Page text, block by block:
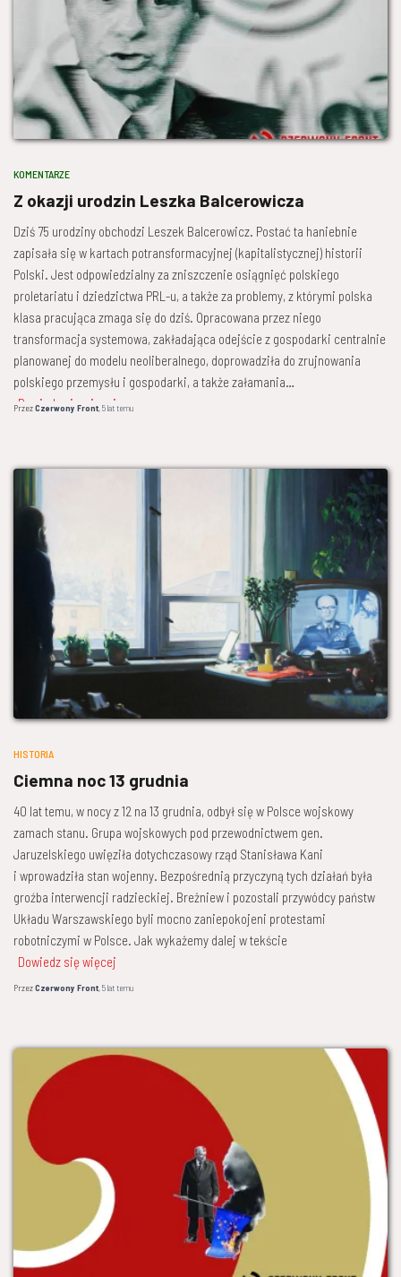
KOMENTARZE
Z okazji urodzin Leszka Balcerowicza
Dziś 75 urodziny obchodzi Leszek Balcerowicz. Postać ta haniebnie
zapisała się w kartach potransformacyjnej (kapitalistycznej) historii
Polski. Jest odpowiedzialny za zniszczenie osiągnięć polskiego
proletariatu i dziedzictwa PRL-u, a także za problemy, z którymi polska
klasa pracująca zmaga się do dziś. Opracowana przez niego
transformacja systemowa, zakładająca odejście z gospodarki centralnie
planowanej do modelu neoliberalnego, doprowadziła do zrujnowania
polskiego przemysłu i gospodarki, a także załamania
Dowiedz się więcej
PrzezCzerwony Front,5 lattemu
HISTORIA
Ciemna noc 13 grudnia
40 lat temu, w nocy z 12 na 13 grudnia, odbył się w Polsce wojskowy
zamach stanu. Grupa wojskowych pod przewodnictwem gen.
Jaruzelskiego uwięziła dotychczasowy rząd Stanisława Kani
i wprowadziła stan wojenny. Bezpośrednią przyczyną tych działań była
groźba interwencji radzieckiej. Breżniew i pozostali przywódcy państw
Układu Warszawskiego byli mocno zaniepokojeni protestami
robotniczymi w Polsce. Jak wykażemy dalej w tekście
Dowiedz się więcej
PrzezCzerwony Front,5 lattemu